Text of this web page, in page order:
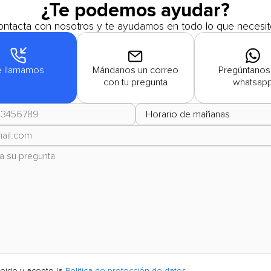
¿Te podemos ayudar?
con nosotros y te ayudamos en todo lo que
llamamos
Mándanos un correo
con tu pregunta